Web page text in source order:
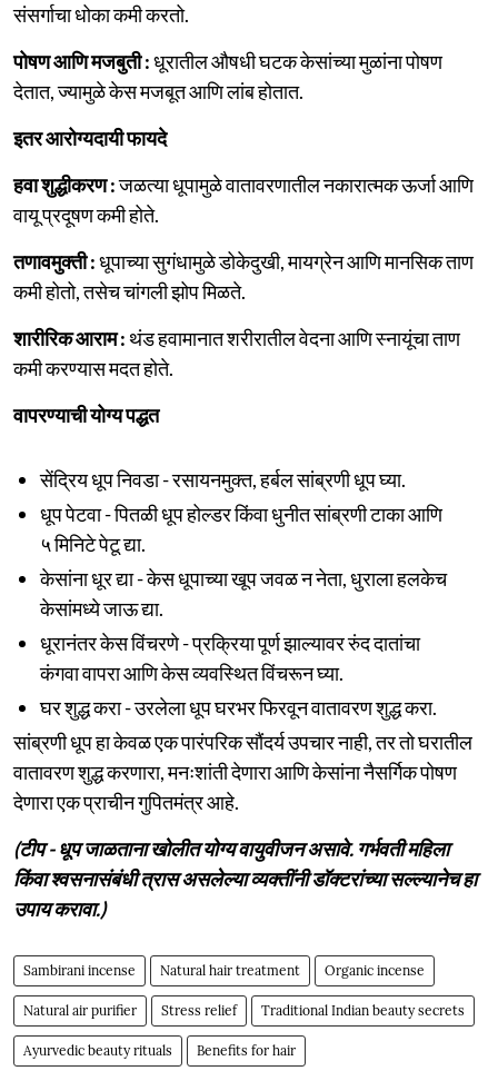
संसर्गाचा धोका कमी करतो.
पोषण आणि मजबुती :धूरातील औषधी घटक केसांच्या मुळांना पोषण
देतात, ज्यामुळे केस मजबूत आणि लांब होतात.
इतर आरोग्यदायी फायदे
हवा शुद्धीकरण :जळत्या धूपामुळे वातावरणातील नकारात्मक ऊर्जा आणि
वायू प्रदूषण कमी होते.
तणावमुक्ती :धूपाच्या सुगंधामुळे डोकेदुखी, मायग्रेन आणि मानसिक ताण
कमी होतो, तसेच चांगली झोप मिळते.
शारीरिक आराम :थंड हवामानात शरीरातील वेदना आणि स्नायूंचा ताण
कमी करण्यास मदत होते.
वापरण्याची योग्य पद्धत
सेंद्रिय धूप निवडा - रसायनमुक्त, हर्बल सांब्रणी धूप घ्या.
धूप पेटवा - पितळी धूप होल्डर किंवा धुनीत सांब्रणी टाका आणि
५ मिनिटे पेटू द्या.
केसांना धूर द्या - केस धूपाच्या खूप जवळ न नेता, धुराला हलकेच
केसांमध्ये जाऊ द्या.
धूरानंतर केस विंचरणे - प्रक्रिया पूर्ण झाल्यावर रुंद दातांचा
कंगवा वापरा आणि केस व्यवस्थित विंचरून घ्या.
घर शुद्ध करा - उरलेला धूप घरभर फिरवून वातावरण शुद्ध करा.
सांब्रणी धूप हा केवळ एक पारंपरिक सौंदर्य उपचार नाही, तर तो घरातील
वातावरण शुद्ध करणारा, मनःशांती देणारा आणि केसांना नैसर्गिक पोषण
देणारा एक प्राचीन गुपितमंत्र आहे.
(टीप - धूप जाळताना खोलीत योग्य वायुवीजन असावे. गर्भवती महिला
किंवा श्वसनासंबंधी त्रास असलेल्या व्यक्तींनी डॉक्टरांच्या सल्ल्यानेच हा
उपाय करावा.)
Sambirani incense Natural hair treatment Organic incense
Natural air purifier Stress relief Traditional Indian beauty secrets
Ayurvedic beauty rituals Benefits for hair